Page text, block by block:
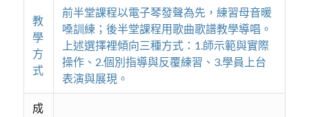
教
學
方
式
前半堂課程以電子琴發聲為先，練習母音暖
嗓訓練；後半堂課程用歌曲歌譜教學導唱。
上述選擇裡傾向三種方式：1.師示範與實際
操作、2.個別指導與反覆練習、3.學員上台
表演與展現。
成